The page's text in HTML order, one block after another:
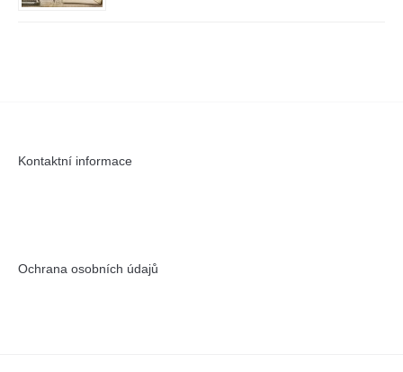
Kontaktní informace
Ochrana osobních údajů